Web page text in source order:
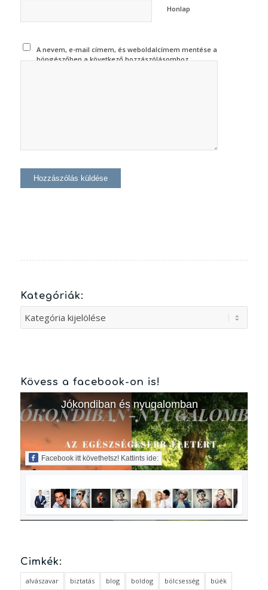
Honlap
A nevem, e-mail címem, és weboldalcímem mentése a
böngészőben a következő hozzászólásomhoz.
Kategóriák:
Kategóriák:
Kövess a facebook-on is!
Jókondiban és nyugalomban
Facebook itt követhetsz! Kattints ide:
Cimkék:
alvászavar biztatás blog boldog bölcsesség búék